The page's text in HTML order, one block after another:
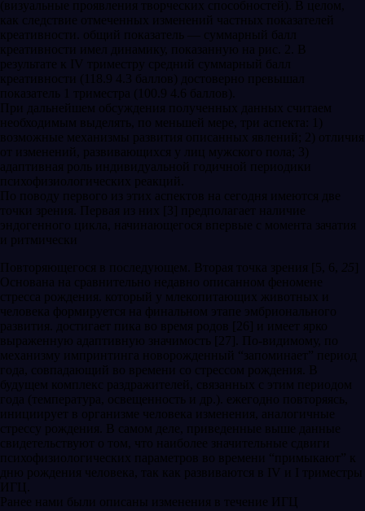
(визуальные проявления творческих способностей). В целом,
как следствие отмеченных изменений частных показателей
креативности. общий показатель — суммарный балл
креативности имел динамику, показанную на рис. 2. В
результате к IV триместру средний суммарный балл
креативности (118.9 4.3 баллов) достоверно превышал
показатель 1 триместра (100.9 4.6 баллов).
При дальнейшем обсуждения полученных данных считаем
необходимым выделять, по меньшей мере, три аспекта: 1)
возможные механизмы развития описанных явлений; 2) отличия
от изменений, развивающихся у лиц мужского пола; 3)
адаптивная роль индивидуальной годичной периодики
психофизиологических реакций.
По поводу первого из этих аспектов на сегодня имеются две
точки зрения. Первая из них [3] предполагает наличие
эндогенного цикла, начинающегося впервые с момента зачатия
и ритмически
Повторяющегося в последующем. Вторая точка зрения [5, 6,
25 ]
Основана на сравнительно недавно описанном феномене
стресса рождения. который у млекопитающих животных и
человека формируется на финальном этапе эмбрионального
развития. достигает пика во время родов [26] и имеет ярко
выраженную адаптивную значимость [27]. По-видимому, по
механизму импринтинга новорожденный “запоминает” период
года, совпадающий во времени со стрессом рождения. В
будущем комплекс раздражителей, связанных с этим периодом
года (температура, освещенность и др.). ежегодно повторяясь,
инициирует в организме человека изменения, аналогичные
стрессу рождения. В самом деле, приведенные выше данные
свидетельствуют о том, что наиболее значительные сдвиги
психофизиологических параметров во времени “примыкают” к
дню рождения человека, так как развиваются в IV и I триместры
ИГЦ.
Ранее нами были описаны изменения в течение ИГЦ